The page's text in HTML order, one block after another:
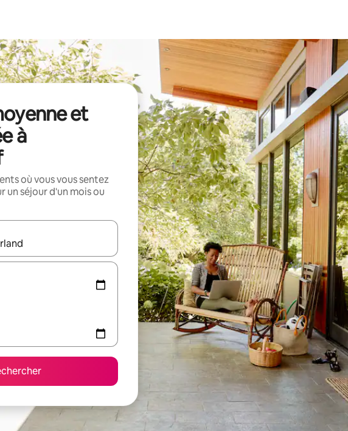
et
à
où vous vous sentez
un séjour d'un mois ou
utilisez les flèches vers le haut et vers le bas pour les parcourir ou en appuyant